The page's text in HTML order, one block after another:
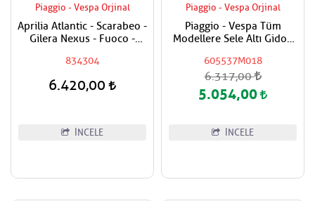
Piaggio - Vespa Orjinal
Aprilia Atlantic - Scarabeo -
Gilera Nexus - Fuoco -
X8 - XEVO 400 - 500
Varyatör Kayış Rulmanı
834304
6.420,00
İNCELE
Piaggio - Vespa Orjinal
Piaggio - Vespa Tüm
Modellere Sele Altı Gidon
605537M018
6.317,00
5.054,00
İNCELE